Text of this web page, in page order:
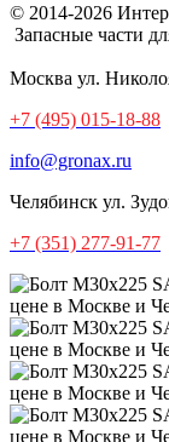
© 2014-2026
Запасные части
Москва ул.
+7 (495) 015-18-88
info@gronax.ru
Челябинск ул.
+7 (351) 277-91-77